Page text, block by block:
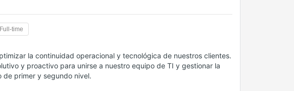
Full-time
la continuidad operacional y tecnológica de nuestros clientes.
y proactivo para unirse a nuestro equipo de TI y gestionar la
primer y segundo nivel.